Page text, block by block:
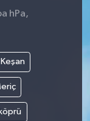
hPa,
Keşan